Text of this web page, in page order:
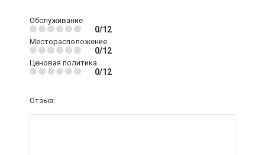
Обслуживание
0/12
Месторасположение
0/12
Ценовая политика
0/12
Отзыв: